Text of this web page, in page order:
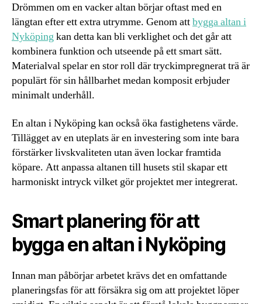
Drömmen om en vacker altan börjar oftast med en
längtan efter ett extra utrymme. Genom attbygga altan i
Nyköpingkan detta kan bli verklighet och det går att
kombinera funktion och utseende på ett smart sätt.
Materialval spelar en stor roll där tryckimpregnerat trä är
populärt för sin hållbarhet medan komposit erbjuder
minimalt underhåll.
En altan i Nyköping kan också öka fastighetens värde.
Tillägget av en uteplats är en investering som inte bara
förstärker livskvaliteten utan även lockar framtida
köpare. Att anpassa altanen till husets stil skapar ett
harmoniskt intryck vilket gör projektet mer integrerat.
Smart planering för att
bygga en altan i Nyköping
Innan man påbörjar arbetet krävs det en omfattande
planeringsfas för att försäkra sig om att projektet löper